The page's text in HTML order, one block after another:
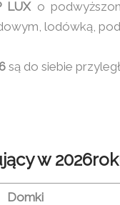
LUXo
lodówką,
są do siebie
w
Domki